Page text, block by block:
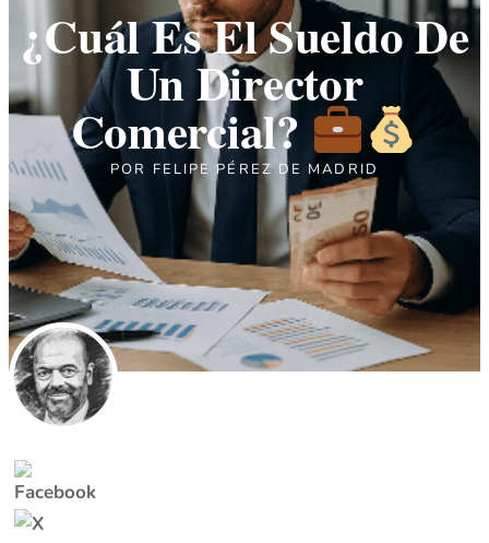
¿Cuál Es El Sueldo De
Un Director
Comercial?
POR FELIPE PÉREZ DE MADRID